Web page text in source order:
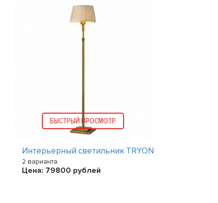
БЫСТРЫЙ ПРОСМОТР
Интерьерный светильник TRYON
2 варианта
Цена: 79800 рублей